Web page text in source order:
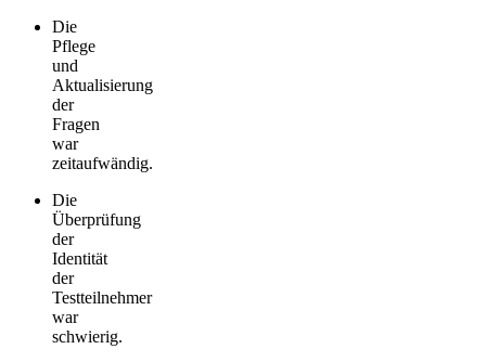
Die
Pflege
und
Aktualisierung
der
Fragen
war
zeitaufwändig.
Die
Überprüfung
der
Identität
der
Testteilnehmer
war
schwierig.